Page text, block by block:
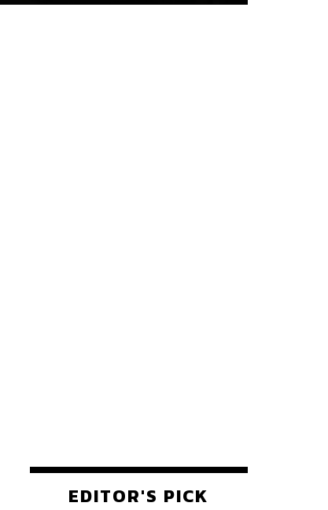
EDITOR'S PICK